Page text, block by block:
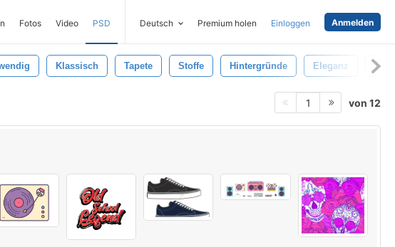
Fotos Video PSD Deutsch Premium holen Einloggen Anmelden
Klassisch Tapete Stoffe Hintergründe Eleganz
1 von 12